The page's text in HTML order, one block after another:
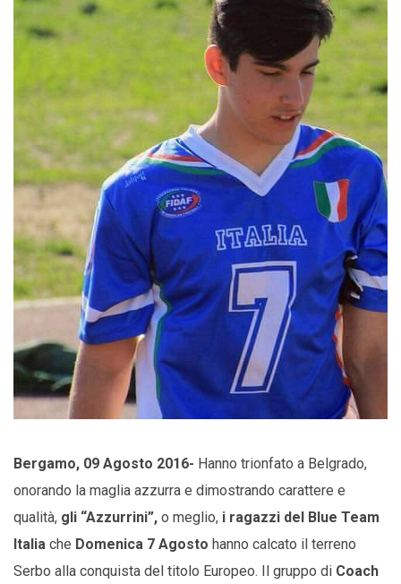
Bergamo, 09 Agosto 2016- Hanno trionfato a Belgrado,
onorando la maglia azzurra e dimostrando carattere e
qualità, gli “Azzurrini”, o meglio, i ragazzi del Blue Team
Italia che Domenica 7 Agosto hanno calcato il terreno
Serbo alla conquista del titolo Europeo. Il gruppo di Coach